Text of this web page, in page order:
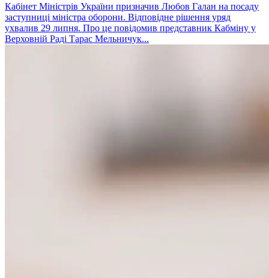
Кабінет Міністрів України призначив Любов Галан на посаду
заступниці міністра оборони. Відповідне рішення уряд
ухвалив 29 липня. Про це повідомив представник Кабміну у
Верховній Раді Тарас Мельничук...